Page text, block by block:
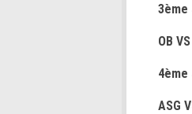
3ème
OB
4ème
ASG